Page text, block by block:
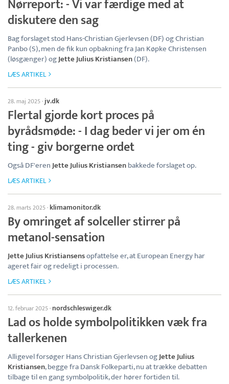
Nørreport: - Vi var færdige med at
diskutere den sag
Bag forslaget stod Hans-Christian Gjerlevsen (DF) og Christian
Panbo (S), men de fik kun opbakning fra Jan Køpke Christensen
(løsgænger) ogJette Julius Kristiansen(DF).
LÆS ARTIKEL
28. maj 2025·jv.dk
Flertal gjorde kort proces på
byrådsmøde: - I dag beder vi jer om én
ting - giv borgerne ordet
Også DF'erenJette Julius Kristiansenbakkede forslaget op.
LÆS ARTIKEL
28. marts 2025· klimamonitor.dk
By omringet af solceller stirrer på
metanol-sensation
Jette Julius Kristiansensopfattelse er, at European Energy har
ageret fair og redeligt i processen.
LÆS ARTIKEL
12. februar 2025· nordschleswiger.dk
Lad os holde symbolpolitikken væk fra
tallerkenen
Alligevel forsøger Hans Christian Gjerlevsen ogJette Julius
Kristiansen, begge fra Dansk Folkeparti, nu at trække debatten
tilbage til en gang symbolpolitik, der hører fortiden til.